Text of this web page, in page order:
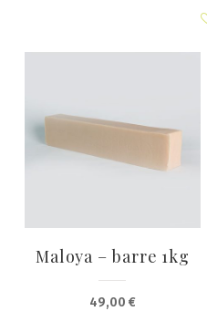
Maloya – barre 1kg
49,00 €